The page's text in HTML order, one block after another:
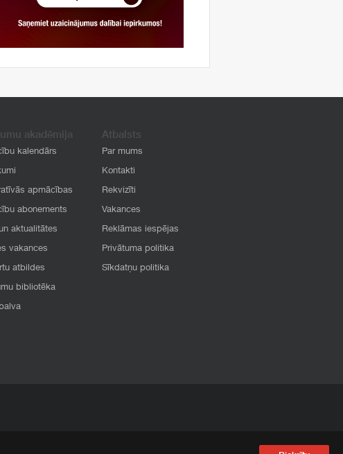
akadēmija
kalendārs
apmācības
abonements
aktualitātes
vakances
atbildes
bibliotēka
Atbalsts
Par mums
Kontakti
Rekvizīti
Vakances
Reklāmas iespējas
Privātuma politika
Sīkdatņu politika